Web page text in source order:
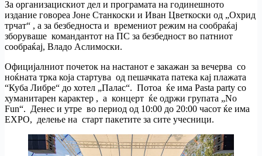
За организацискиот дел и програмата на годинешното
издание говореа Јоне Станкоски и Иван Цветкоски од „Охрид
трчат“ , а за безбедноста и времениот режим на сообраќај
зборуваше командантот на ПС за безбедност во патниот
сообраќај, Владо Аслимоски.
Официјалниот почеток на настанот е закажан за вечерва со
ноќната трка која стартува од пешачката патека кај плажата
“Куба Либре“ до хотел „Палас“. Потоа ќе има Pasta party со
хуманитарен карактер , а концерт ќе одржи групата „No
Fun“. Денес и утре во период од 10:00 до 20:00 часот ќе има
ЕXPO, делeње на старт пакетите за сите учесници.